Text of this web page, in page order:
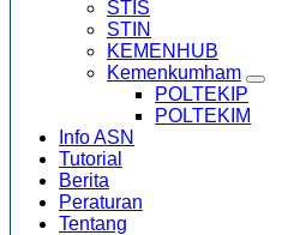
STIS
STIN
KEMENHUB
Kemenkumham
POLTEKIP
POLTEKIM
Info ASN
Tutorial
Berita
Peraturan
Tentang